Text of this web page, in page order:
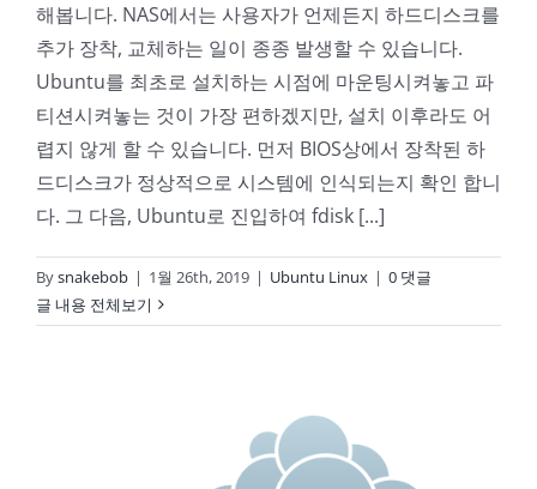
해봅니다. NAS에서는 사용자가 언제든지 하드디스크를
추가 장착, 교체하는 일이 종종 발생할 수 있습니다.
Ubuntu를 최초로 설치하는 시점에 마운팅시켜놓고 파
티션시켜놓는 것이 가장 편하겠지만, 설치 이후라도 어
렵지 않게 할 수 있습니다. 먼저 BIOS상에서 장착된 하
드디스크가 정상적으로 시스템에 인식되는지 확인 합니
다. 그 다음, Ubuntu로 진입하여 fdisk [...]
Bysnakebob | 1월 26th, 2019 | Ubuntu Linux | 0 댓글
글 내용 전체보기